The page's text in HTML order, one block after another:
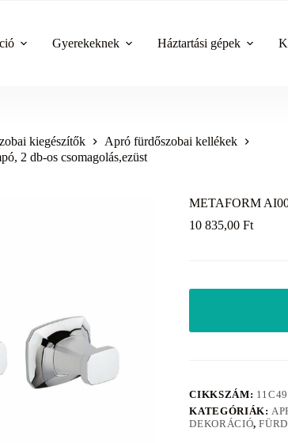
Gyerekeknek Háztartási gépek
kiegészítők
Apró fürdőszobai kellékek
2 db-os csomagolás,ezüst
METAFORM
10 835,00Ft
CIKKSZÁM:
KATEGÓRIÁK:
DEKORÁCIÓ,